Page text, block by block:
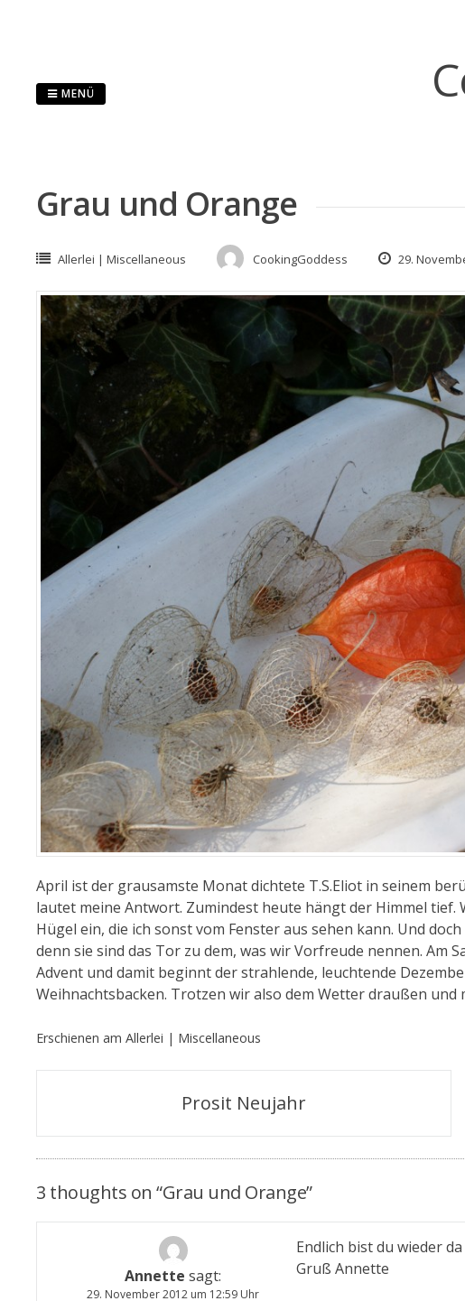
MENÜ
Grau und Orange
Allerlei | Miscellaneous CookingGoddess 29.
April ist der grausamste Monat dichtete T.S.Eliot in seinem
lautet meine Antwort. Zumindest heute hängt der Himmel
Hügel ein, die ich sonst vom Fenster aus sehen kann. Und
denn sie sind das Tor zu dem, was wir Vorfreude nennen. Am
Advent und damit beginnt der strahlende, leuchtende
Weihnachtsbacken. Trotzen wir also dem Wetter draußen und
Erschienen am Allerlei | Miscellaneous
Beitragsnavigation
Prosit Neujahr
3 thoughts on “Grau und Orange”
Annette sagt:
29. November 2012 um 12:59 Uhr
Endlich bist du wieder da
Gruß Annette